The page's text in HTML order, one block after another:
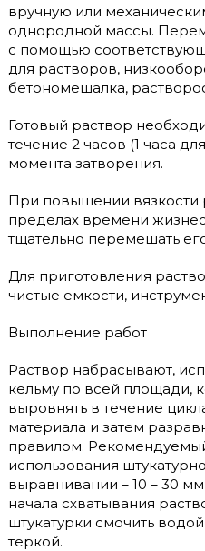
вручную или
однородной массы.
с помощью
для растворов,
бетономешалка,
Готовый раствор
течение 2 часов (1 часа
момента затворения.
При повышении вязкости
пределах времени
тщательно перемешать
Для приготовления
чистые емкости,
Выполнение работ
Раствор набрасывают,
кельму по всей площади,
выровнять в течение
материала и затем
правилом.
использования
выравнивании – 10 – 30
начала схватывания
штукатурки смочить
теркой.